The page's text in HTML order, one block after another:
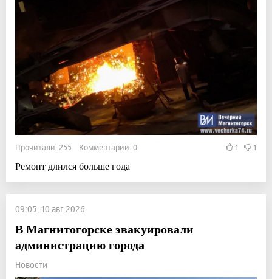
Прочитали: 255 Комментарии: 0 1 1
Ремонт длился больше года
09:05, 10 авг 2026
В Магнитогорске эвакуировали
администрацию города
Новости